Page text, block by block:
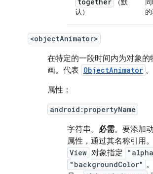
（默
认）
的
<objectAnimator>
在特定的一段时间内为对象的
画。代表 ObjectAnimator 。
属性：
android:propertyName
字符串。 必需。要添加
属性，通过其名称引用
View 对象指定
"backgroundColor"